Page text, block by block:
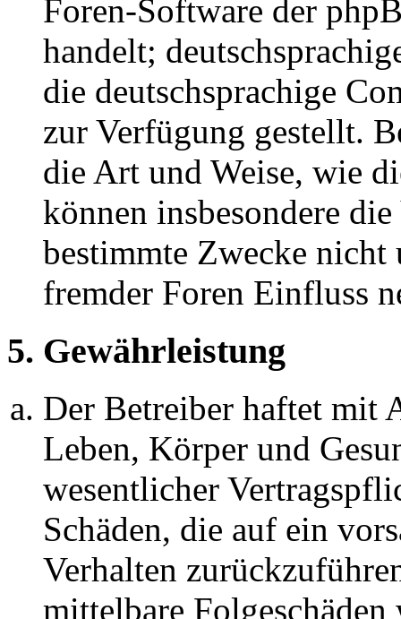
Foren-Software der
handelt;
die deutschsprachige
zur Verfügung gestellt.
die Art und Weise, wie
können insbesondere
bestimmte Zwecke nicht
fremder Foren Einfluss
5. Gewährleistung
Der Betreiber haftet mit
Leben, Körper und
wesentlicher
Schäden, die auf ein
Verhalten
mittelbare Folgeschäden